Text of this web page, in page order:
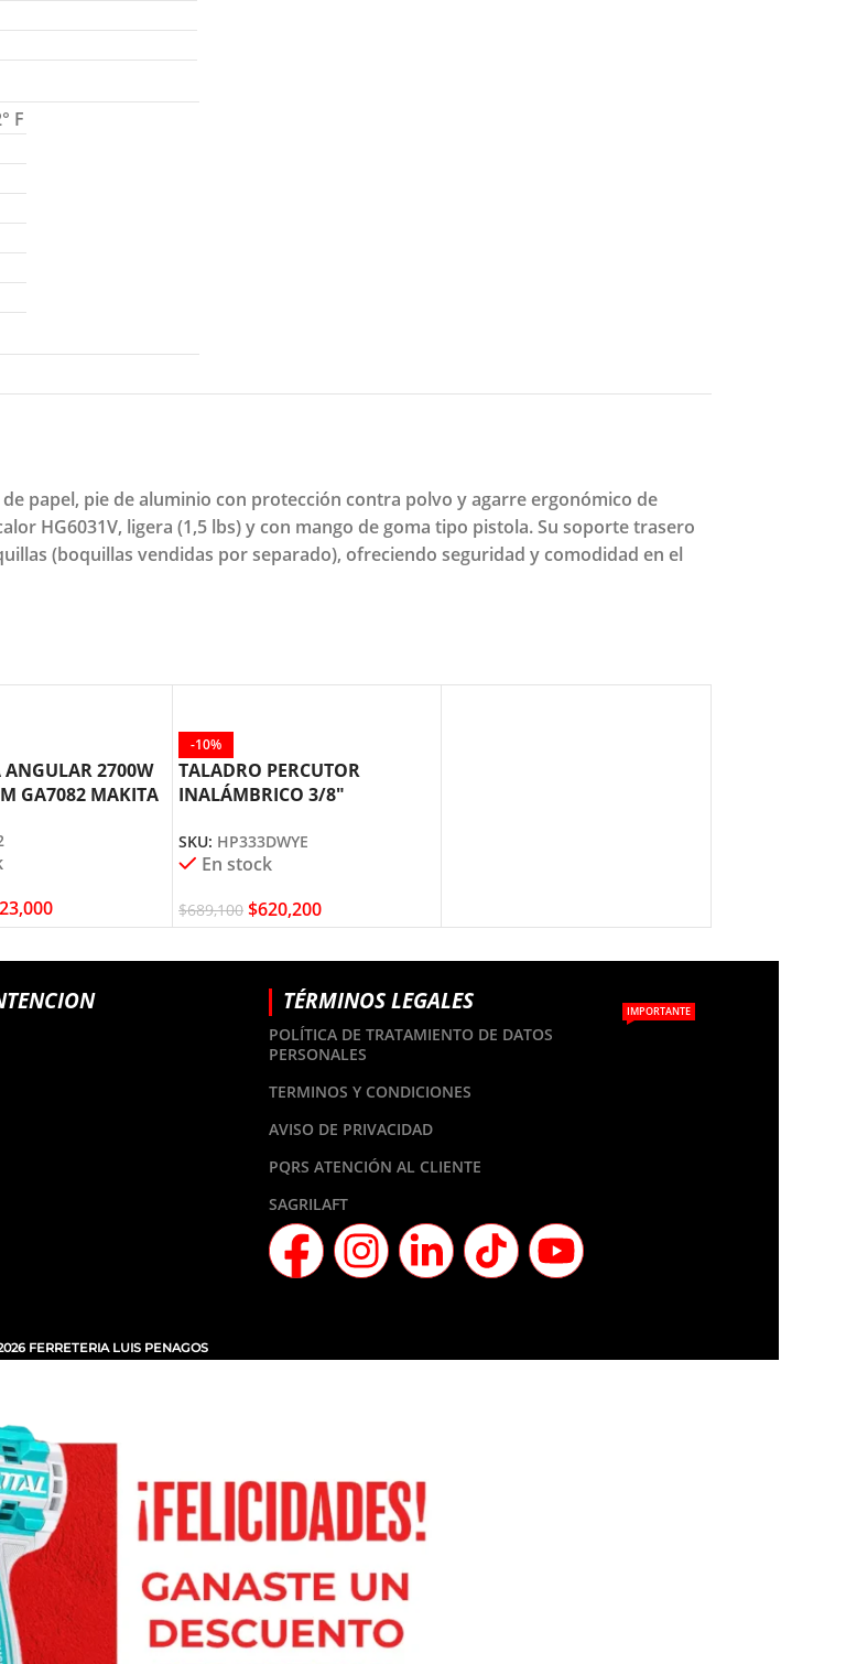
F
papel, pie de aluminio con protección contra polvo y agarre ergonómico de
HG6031V, ligera (1,5 lbs) y con mango de goma tipo pistola. Su soporte trasero
(boquillas vendidas por separado), ofreciendo seguridad y comodidad en el
ANGULAR 2700W
GA7082 MAKITA
-10%
TALADRO PERCUTOR
INALÁMBRICO 3/8″
SKU: HP333DWYE
En stock
$689,100 $620,200
TÉRMINOS LEGALES
POLÍTICA DE TRATAMIENTO DE DATOS
PERSONALES
IMPORTANTE
TERMINOS Y CONDICIONES
AVISO DE PRIVACIDAD
PQRS ATENCIÓN AL CLIENTE
SAGRILAFT
FERRETERIA LUIS PENAGOS